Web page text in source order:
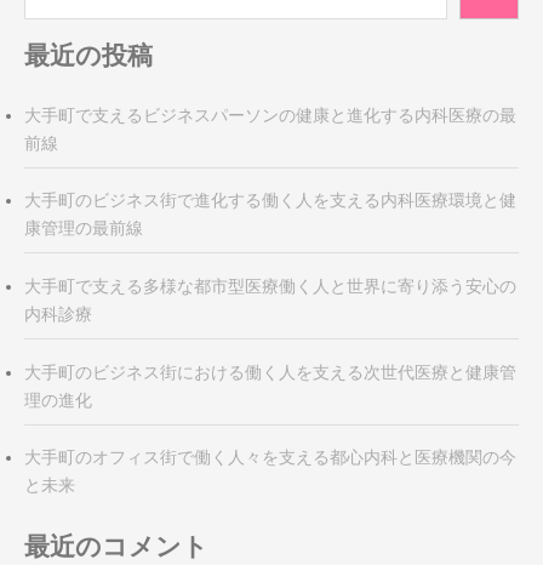
ョ
ン
最近の投稿
大手町で支えるビジネスパーソンの健康と進化する内科医療の最
前線
大手町のビジネス街で進化する働く人を支える内科医療環境と健
康管理の最前線
大手町で支える多様な都市型医療働く人と世界に寄り添う安心の
内科診療
大手町のビジネス街における働く人を支える次世代医療と健康管
理の進化
大手町のオフィス街で働く人々を支える都心内科と医療機関の今
と未来
最近のコメント